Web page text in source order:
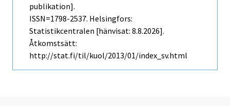
publikation].
ISSN=1798-2537. Helsingfors:
Statistikcentralen [hänvisat: 8.8.2026].
Åtkomstsätt:
http://stat.fi/til/kuol/2013/01/index_sv.html